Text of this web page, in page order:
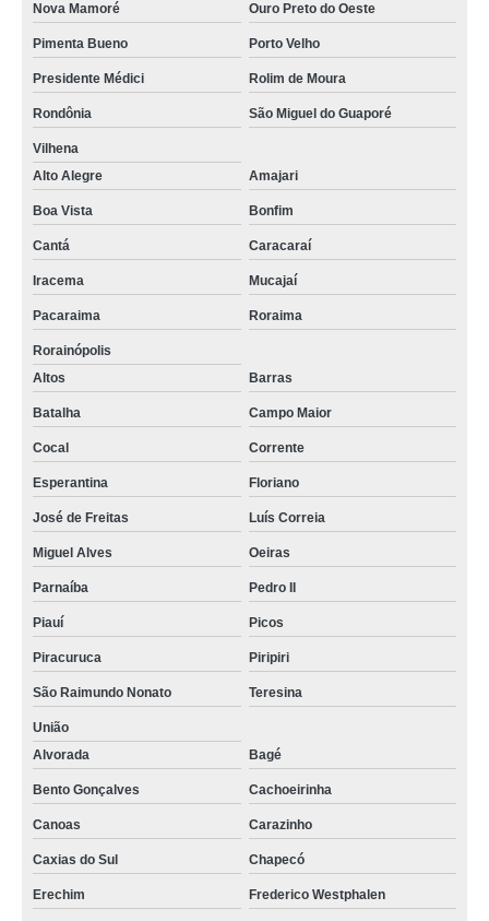
Nova Mamoré Ouro Preto do Oeste
Pimenta Bueno Porto Velho
Presidente Médici Rolim de Moura
Rondônia São Miguel do Guaporé
Vilhena
Alto Alegre
Amajari
Boa Vista Bonfim
Cantá Caracaraí
Iracema Mucajaí
Pacaraima Roraima
Rorainópolis
Altos
Barras
Batalha Campo Maior
Cocal Corrente
Esperantina Floriano
José de Freitas Luís Correia
Miguel Alves Oeiras
Parnaíba Pedro II
Piauí Picos
Piracuruca Piripiri
São Raimundo Nonato Teresina
União
Alvorada
Bagé
Bento Gonçalves Cachoeirinha
Canoas Carazinho
Caxias do Sul Chapecó
Erechim Frederico Westphalen